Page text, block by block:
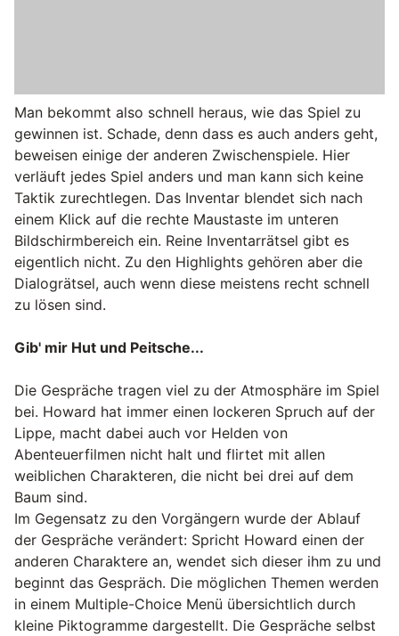
Man bekommt also schnell heraus, wie das Spiel zu
gewinnen ist. Schade, denn dass es auch anders geht,
beweisen einige der anderen Zwischenspiele. Hier
verläuft jedes Spiel anders und man kann sich keine
Taktik zurechtlegen. Das Inventar blendet sich nach
einem Klick auf die rechte Maustaste im unteren
Bildschirmbereich ein. Reine Inventarrätsel gibt es
eigentlich nicht. Zu den Highlights gehören aber die
Dialogrätsel, auch wenn diese meistens recht schnell
zu lösen sind.
Gib' mir Hut und Peitsche...
Die Gespräche tragen viel zu der Atmosphäre im Spiel
bei. Howard hat immer einen lockeren Spruch auf der
Lippe, macht dabei auch vor Helden von
Abenteuerfilmen nicht halt und flirtet mit allen
weiblichen Charakteren, die nicht bei drei auf dem
Baum sind.
Im Gegensatz zu den Vorgängern wurde der Ablauf
der Gespräche verändert: Spricht Howard einen der
anderen Charaktere an, wendet sich dieser ihm zu und
beginnt das Gespräch. Die möglichen Themen werden
in einem Multiple-Choice Menü übersichtlich durch
kleine Piktogramme dargestellt. Die Gespräche selbst